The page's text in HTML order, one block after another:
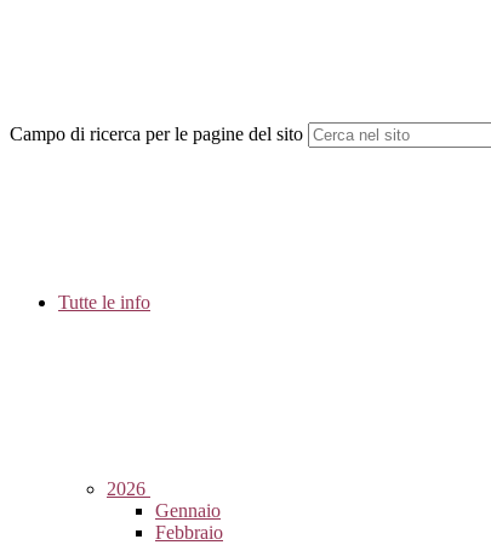
Campo di ricerca per le pagine del sito
Tutte le info
2026
Gennaio
Febbraio